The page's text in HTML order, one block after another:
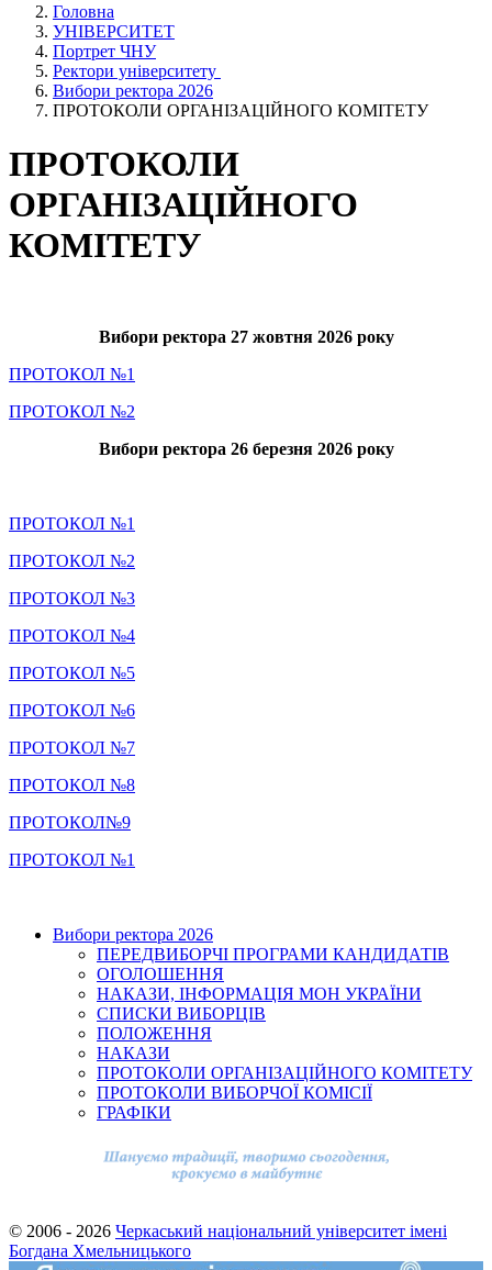
Головна
УНІВЕРСИТЕТ
Портрет ЧНУ
Ректори університету
Вибори ректора 2026
ПРОТОКОЛИ ОРГАНІЗАЦІЙНОГО КОМІТЕТУ
ПРОТОКОЛИ
ОРГАНІЗАЦІЙНОГО
КОМІТЕТУ
Вибори ректора 27 жовтня 2026 року
ПРОТОКОЛ №1
ПРОТОКОЛ №2
Вибори ректора 26 березня 2026 року
ПРОТОКОЛ №1
ПРОТОКОЛ №2
ПРОТОКОЛ №3
ПРОТОКОЛ №4
ПРОТОКОЛ №5
ПРОТОКОЛ №6
ПРОТОКОЛ №7
ПРОТОКОЛ №8
ПРОТОКОЛ№9
ПРОТОКОЛ №1
Вибори ректора 2026
ПЕРЕДВИБОРЧІ ПРОГРАМИ КАНДИДАТІВ
ОГОЛОШЕННЯ
НАКАЗИ, ІНФОРМАЦІЯ МОН УКРАЇНИ
СПИСКИ ВИБОРЦІВ
ПОЛОЖЕННЯ
НАКАЗИ
ПРОТОКОЛИ ОРГАНІЗАЦІЙНОГО КОМІТЕТУ
ПРОТОКОЛИ ВИБОРЧОЇ КОМІСІЇ
ГРАФІКИ
© 2006 - 2026 Черкаський національний університет імені
Богдана Хмельницького